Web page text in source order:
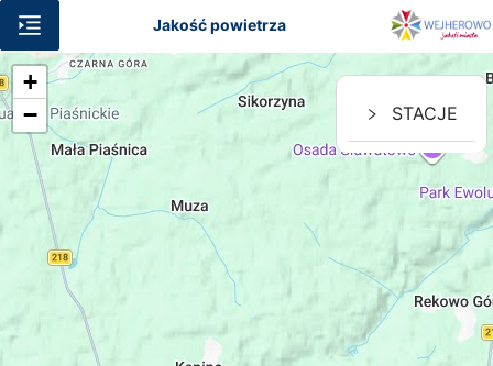
Mapa
Lokalizacje
Pomoc
Jakość powietrza
STACJE
+
−